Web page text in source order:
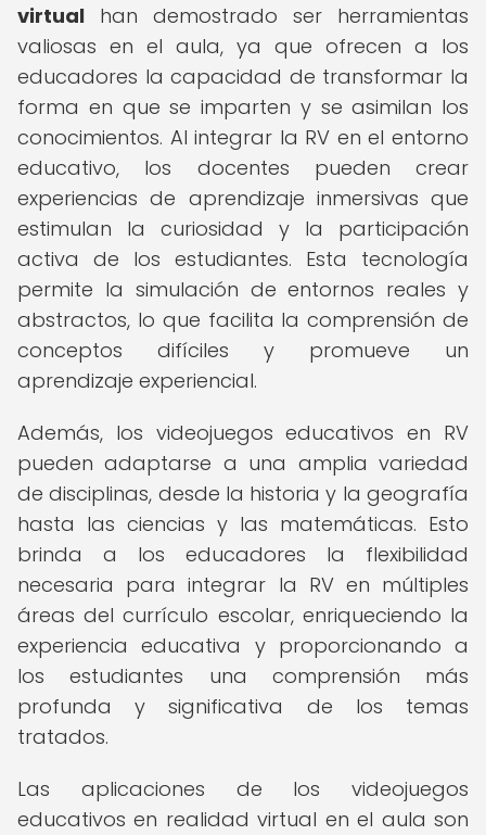
virtual han demostrado ser herramientas
valiosas en el aula, ya que ofrecen a los
educadores la capacidad de transformar la
forma en que se imparten y se asimilan los
conocimientos. Al integrar la RV en el entorno
educativo, los docentes pueden crear
experiencias de aprendizaje inmersivas que
estimulan la curiosidad y la participación
activa de los estudiantes. Esta tecnología
permite la simulación de entornos reales y
abstractos, lo que facilita la comprensión de
conceptos difíciles y promueve un
aprendizaje experiencial.
Además, los videojuegos educativos en RV
pueden adaptarse a una amplia variedad
de disciplinas, desde la historia y la geografía
hasta las ciencias y las matemáticas. Esto
brinda a los educadores la flexibilidad
necesaria para integrar la RV en múltiples
áreas del currículo escolar, enriqueciendo la
experiencia educativa y proporcionando a
los estudiantes una comprensión más
profunda y significativa de los temas
tratados.
Las aplicaciones de los videojuegos
educativos en realidad virtual en el aula son